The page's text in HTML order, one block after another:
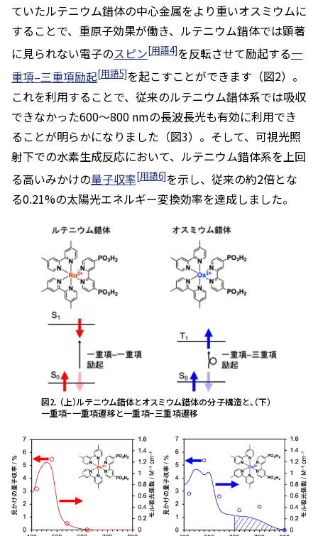
ていたルテニウム錯体の中心金属をより重いオスミウムに
することで、重原子効果が働き、ルテニウム錯体では顕著
に見られない電子のスピン[用語4]を反転させて励起する一
重項–三重項励起[用語5]を起こすことができます（図2）。
これを利用することで、従来のルテニウム錯体系では吸収
できなかった600～800 nmの長波長光も有効に利用でき
ることが明らかになりました（図3）。そして、可視光照
射下での水素生成反応において、ルテニウム錯体系を上回
る高いみかけの量子収率[用語6]を示し、従来の約2倍とな
る0.21%の太陽光エネルギー変換効率を達成しました。
図2. （上）ルテニウム錯体とオスミウム錯体の分子構造と、（下）
一重項−一重項遷移と一重項−三重項遷移